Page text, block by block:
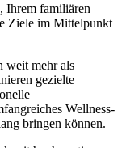
, Ihrem familiären
Ziele im Mittelpunkt
weit mehr als
gezielte
Wellness-
bringen können.